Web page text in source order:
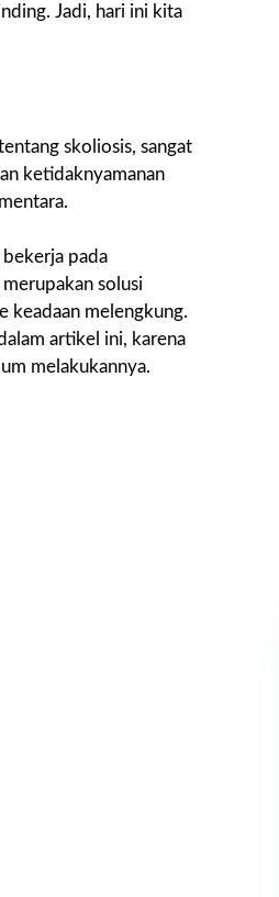
Jadi, hari ini kita
skoliosis, sangat
ketidaknyamanan
pada
solusi
keadaan melengkung.
artikel ini, karena
melakukannya.